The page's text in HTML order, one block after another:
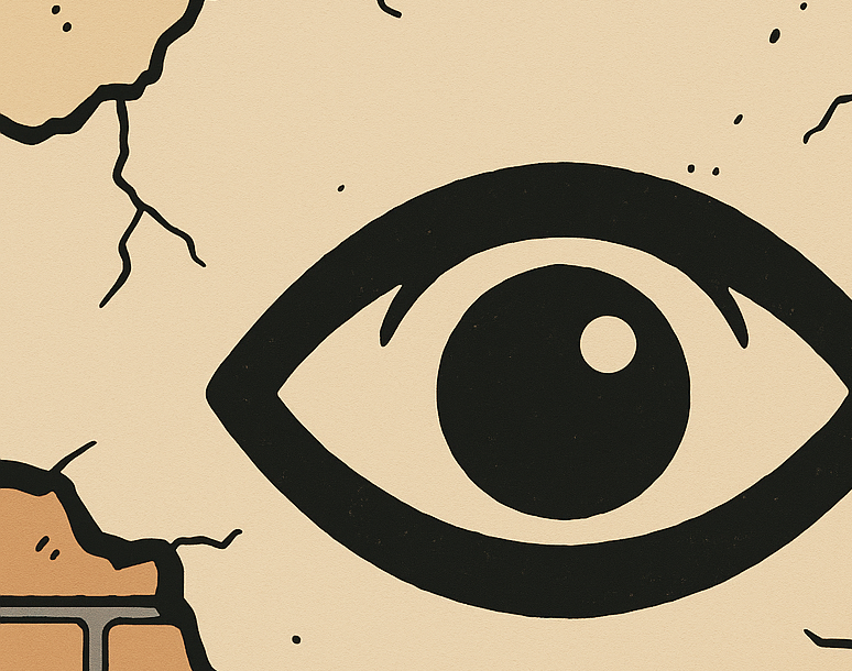
È MORTO MELO FRENI, VIVONO LE OPERE SUE
Antonio Marino 4 Agosto 2026
Cultura e Società
A casa Freni, a pochi passi dal lungomare di Terme Vigliatore, sulle pareti giaccio istantanee,...
CONTINUA A LEGGERE
Condividi: